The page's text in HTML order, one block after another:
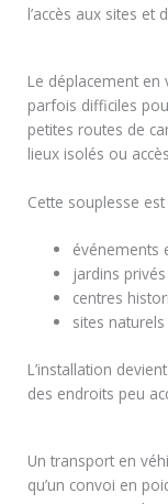
l’accès aux sites et
Le déplacement en
parfois difficiles
petites routes de
lieux isolés ou
Cette souplesse
événements
jardins
centres
sites
L’installation
des endroits peu
Un transport en
qu’un convoi en